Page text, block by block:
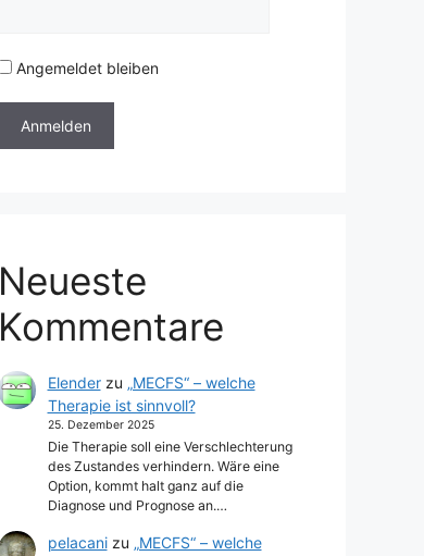
Angemeldet bleiben
Neueste
Kommentare
Elenderzu „MECFS“ – welche
Therapie ist sinnvoll?
25. Dezember 2025
Die Therapie soll eine Verschlechterung
des Zustandes verhindern. Wäre eine
Option, kommt halt ganz auf die
Diagnose und Prognose an.…
pelacanizu „MECFS“ – welche